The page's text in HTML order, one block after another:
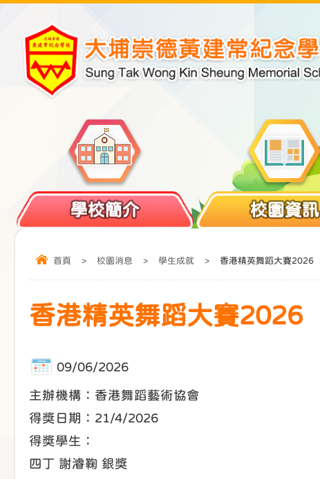
學校簡介 校園資訊
首頁 > 校園消息 > 學生成就 > 香港精英舞蹈大賽2026
香港精英舞蹈大賽2026
09/06/2026
主辦機構：香港舞蹈藝術協會
得獎日期：21/4/2026
得獎學生：
四丁 謝濬鞠 銀獎